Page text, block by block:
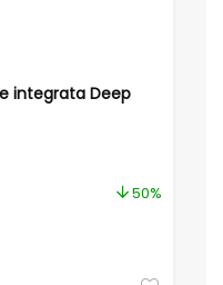
integrata Deep
50%